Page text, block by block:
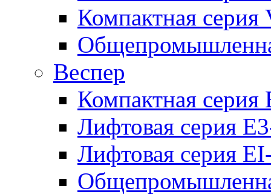
Компактная серия
Веспер
Компактная серия
Лифтовая серия
Лифтовая серия